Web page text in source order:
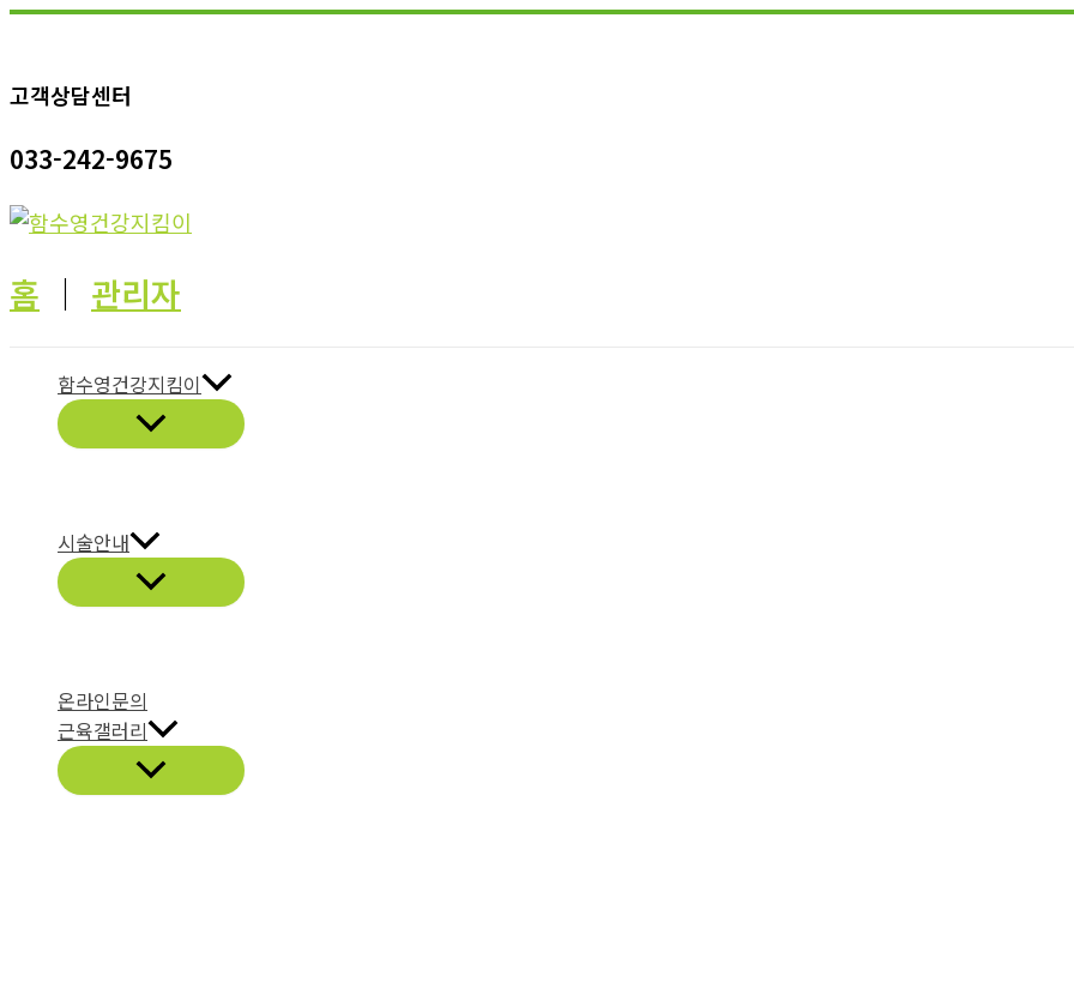
콘
츠
건
너
뛰
고객상담센터
033-242-9675
홈 │ 관리자
함수영건강지킴이
시술안내
온라인문의
근육갤러리